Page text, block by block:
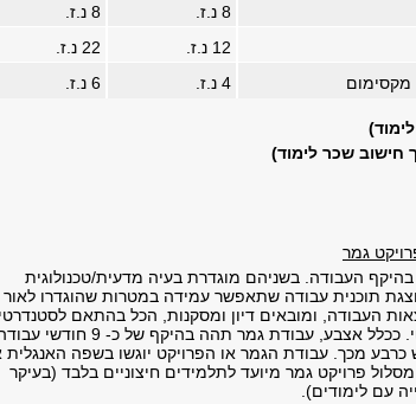
8 נ.ז.
8 נ.ז.
12 נ.ז.
22 נ.ז.
מקסימום
4 נ.ז. 6 נ.ז.
חישוב שכר לימוד)
גמר
בהיקף העבודה. בשניהם מוגדרת בעיה מדעית/טכנולוגית
תוכנית עבודה שתאפשר עמידה במטרות שהוגדרו לאור
העבודה, ומובאים דיון ומסקנות, הכל בהתאם
המדעיים המקובלים בתחום הרלבנטי. ככלל אצבע, עבודת גמר תהה בהיקף של כ- 9 חודשי
דורש כרבע מכך. עבודת הגמר או הפרויקט יוגשו בשפה האנגלית
פרויקט גמר מיועד לתלמידים חיצוניים בלבד (בעיקר
עם לימודים).